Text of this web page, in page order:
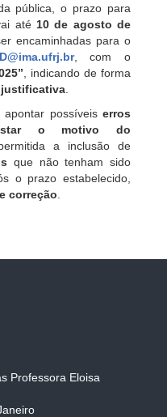
pública, o prazo para
até 10 de agosto de
encaminhadas para o
, com o
, indicando de forma
justificativa
possíveis erros
o motivo do
a inclusão de
que não tenham sido
o prazo estabelecido,
correção
Professora Eloisa